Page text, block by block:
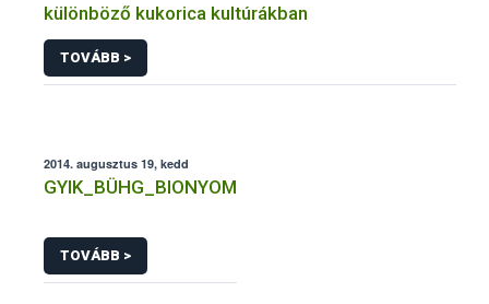
különböző kukorica kultúrákban
TOVÁBB >
2014. augusztus 19, kedd
GYIK_BÜHG_BIONYOM
TOVÁBB >